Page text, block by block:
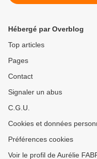
Hébergé par Overblog
Top articles
Pages
Contact
Signaler un abus
C.G.U.
Cookies et données
Préférences cookies
Voir le profil de Aurélie